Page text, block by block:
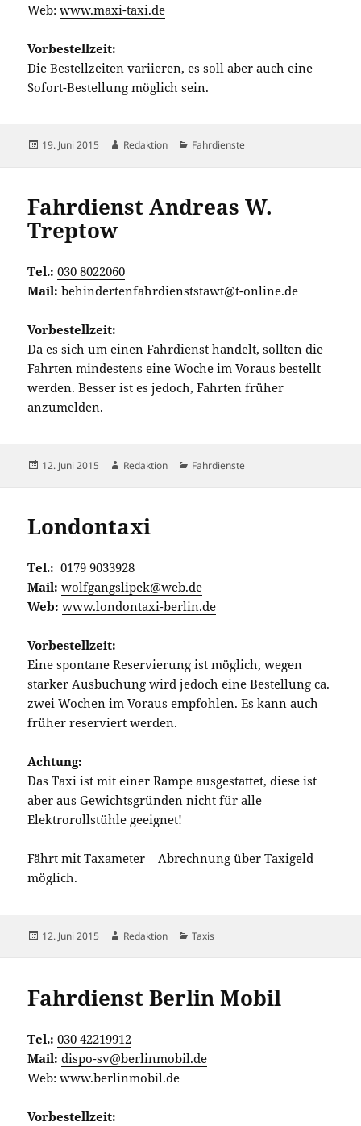
Web:www.maxi-taxi.de
Vorbestellzeit:
Die Bestellzeiten variieren, es soll aber auch eine
Sofort-Bestellung möglich sein.
Veröffentlicht
19. Juni 2015 Autor
Redaktion Kategorien
Fahrdienste
Fahrdienst Andreas W.
Treptow
Tel.: 030 8022060
Mail: behindertenfahrdienststawt@t-online.de
Vorbestellzeit:
Da es sich um einen Fahrdienst handelt, sollten die
Fahrten mindestens eine Woche im Voraus bestellt
werden. Besser ist es jedoch, Fahrten früher
anzumelden.
Veröffentlicht
12. Juni 2015 Autor
Redaktion Kategorien
Fahrdienste
Londontaxi
Tel.: 0179 9033928
Mail:wolfgangslipek@web.de
Web:www.londontaxi-berlin.de
Vorbestellzeit:
Eine spontane Reservierung ist möglich, wegen
starker Ausbuchung wird jedoch eine Bestellung ca.
zwei Wochen im Voraus empfohlen. Es kann auch
früher reserviert werden.
Achtung:
Das Taxi ist mit einer Rampe ausgestattet, diese ist
aber aus Gewichtsgründen nicht für alle
Elektrorollstühle geeignet!
Fährt mit Taxameter – Abrechnung über Taxigeld
möglich.
Veröffentlicht
12. Juni 2015 Autor
Redaktion Kategorien
Taxis
Fahrdienst Berlin Mobil
Tel.: 030 42219912
Mail: dispo-sv@berlinmobil.de
Web:www.berlinmobil.de
Vorbestellzeit: